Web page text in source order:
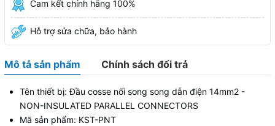
Cam kết chính hãng 100%
Hỗ trợ sửa chữa, bảo hành
Mô tả sản phẩm Chính sách đổi trả
Tên thiết bị: Đầu cosse nối song song dẫn điện 14mm2 -
NON-INSULATED PARALLEL CONNECTORS
Mã sản phẩm: KST-PNT